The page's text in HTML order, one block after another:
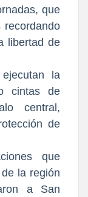
que
libertad de
la
cintas de
central,
de
que
la región
a San